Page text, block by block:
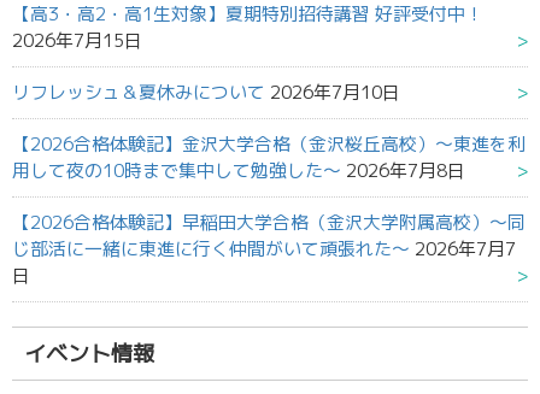
【高3・高2・高1生対象】夏期特別招待講習 好評受付中！
2026年7月15日
リフレッシュ＆夏休みについて 2026年7月10日
【2026合格体験記】金沢大学合格（金沢桜丘高校）～東進を利
用して夜の10時まで集中して勉強した～ 2026年7月8日
【2026合格体験記】早稲田大学合格（金沢大学附属高校）～同
じ部活に一緒に東進に行く仲間がいて頑張れた～ 2026年7月7
日
イベント情報